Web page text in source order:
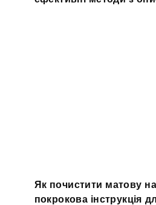
Як почистити матову
покрокова інструкція